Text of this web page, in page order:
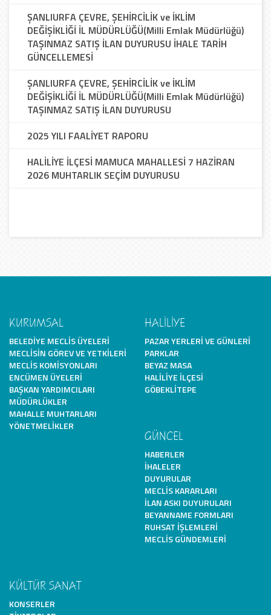
ŞANLIURFA ÇEVRE, ŞEHİRCİLİK ve İKLİM
DEĞİŞİKLİĞİ İL MÜDÜRLÜĞÜ(Milli Emlak Müdürlüğü)
TAŞINMAZ SATIŞ İLAN DUYURUSU İHALE TARİH
GÜNCELLEMESİ
ŞANLIURFA ÇEVRE, ŞEHİRCİLİK ve İKLİM
DEĞİŞİKLİĞİ İL MÜDÜRLÜĞÜ(Milli Emlak Müdürlüğü)
TAŞINMAZ SATIŞ İLAN DUYURUSU
2025 YILI FAALİYET RAPORU
HALİLİYE İLÇESİ MAMUCA MAHALLESİ 7 HAZİRAN
2026 MUHTARLIK SEÇİM DUYURUSU
KURUMSAL
BELEDIYE MECLIS ÜYELERI
MECLISIN GÖREV VE YETKILERI
MECLIS KOMISYONLARI
ENCÜMEN ÜYELERI
BAŞKAN YARDIMCILARI
MÜDÜRLÜKLER
MAHALLE MUHTARLARI
YÖNETMELIKLER
HALİLİYE
PAZAR YERLERI VE GÜNLERI
PARKLAR
BEYAZ MASA
HALILIYE İLÇESI
GÖBEKLITEPE
GÜNCEL
HABERLER
İHALELER
DUYURULAR
MECLIS KARARLARI
İLAN ASKI DUYURULARI
BEYANNAME FORMLARI
RUHSAT İŞLEMLERI
MECLIS GÜNDEMLERI
KÜLTÜR SANAT
KONSERLER